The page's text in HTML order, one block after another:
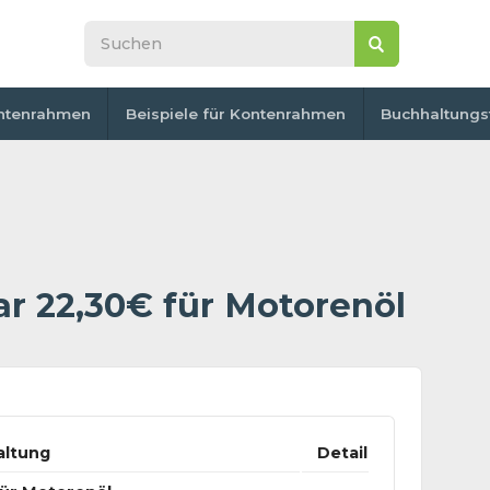
Beispiele für Kontenrahmen
22,30€ für Motorenöl
Detail